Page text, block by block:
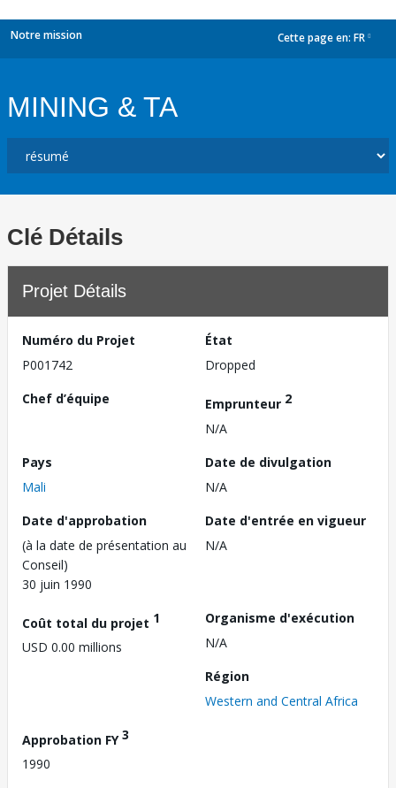
Notre mission Cette page en: FR
MINING & TA
Clé Détails
Projet Détails
Numéro du Projet
P001742
État
Dropped
Chef d’équipe
Emprunteur 2
N/A
Pays
Mali
Date de divulgation
N/A
Date d'approbation
(à la date de présentation au
Conseil)
30 juin 1990
Date d'entrée en vigueur
N/A
Coût total du projet 1
USD 0.00 millions
Organisme d'exécution
N/A
Région
Western and Central Africa
Approbation FY3
1990